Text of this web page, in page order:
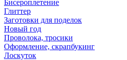
Бисероплетение
Глиттер
Заготовки для поделок
Новый год
Проволока, тросики
Оформление, скрапбукинг
Лоскуток